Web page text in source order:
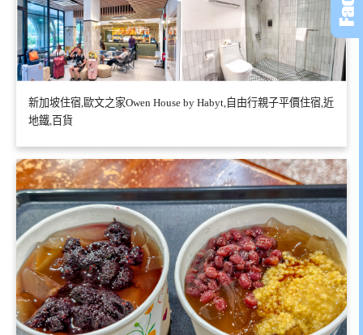
新加坡住宿,歐文之家Owen House by Habyt,自由行親子平價住宿,近
地鐵,百貨